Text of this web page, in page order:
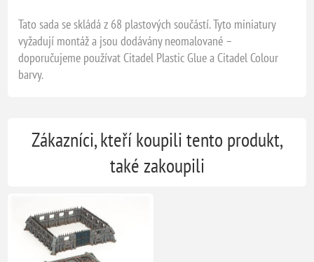
Tato sada se skládá z 68 plastových součástí. Tyto miniatury
vyžadují montáž a jsou dodávány neomalované –
doporučujeme používat Citadel Plastic Glue a Citadel Colour
barvy.
Zákazníci, kteří koupili tento produkt,
také zakoupili